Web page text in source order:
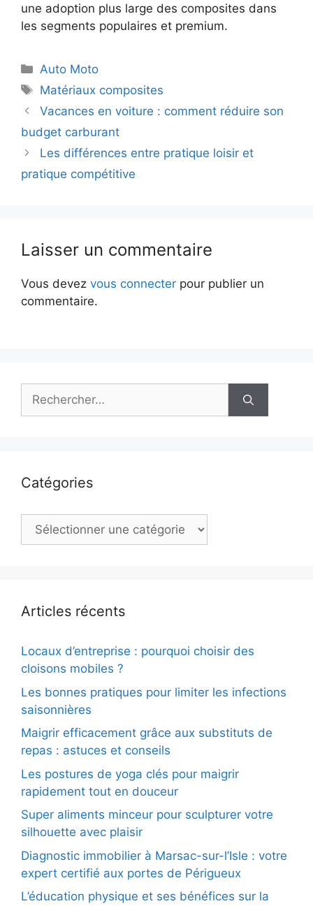
une adoption plus large des composites dans
les segments populaires et premium.
Catégories
Auto Moto
Étiquettes
Matériaux composites
Vacances en voiture : comment réduire son
budget carburant
Les différences entre pratique loisir et
pratique compétitive
Laisser un commentaire
Vous devez vous connecter pour publier un
commentaire.
Rechercher :
Catégories
Catégories
Articles récents
Locaux d’entreprise : pourquoi choisir des
cloisons mobiles ?
Les bonnes pratiques pour limiter les infections
saisonnières
Maigrir efficacement grâce aux substituts de
repas : astuces et conseils
Les postures de yoga clés pour maigrir
rapidement tout en douceur
Super aliments minceur pour sculpturer votre
silhouette avec plaisir
Diagnostic immobilier à Marsac-sur-l’Isle : votre
expert certifié aux portes de Périgueux
L’éducation physique et ses bénéfices sur la